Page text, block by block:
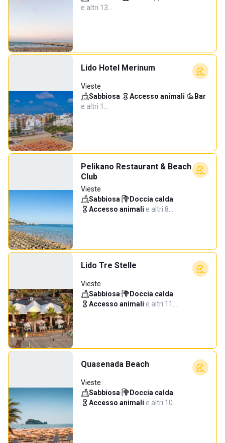
e altri 13…
Lido Hotel Merinum
Vieste
Sabbiosa· Accesso animali· Bar·
e altri 1…
Pelikano Restaurant & Beach
Club
Vieste
Sabbiosa· Doccia calda·
Accesso animali·e altri 8…
Lido Tre Stelle
Vieste
Sabbiosa· Doccia calda·
Accesso animali·e altri 11…
Quasenada Beach
Vieste
Sabbiosa· Doccia calda·
Accesso animali·e altri 10…